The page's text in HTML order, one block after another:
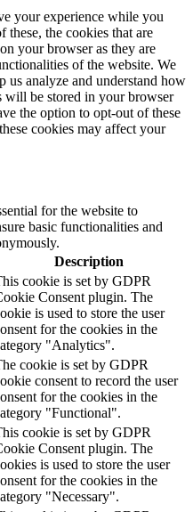
your experience while you
these, the cookies that are
your browser as they are
of the website. We
us analyze and understand how
will be stored in your browser
the option to opt-out of these
cookies may affect your
for the website to
basic functionalities and
Description
cookie is set by GDPR
Consent plugin. The
is used to store the user
for the cookies in the
"Analytics".
cookie is set by GDPR
consent to record the user
for the cookies in the
"Functional".
cookie is set by GDPR
Consent plugin. The
is used to store the user
for the cookies in the
"Necessary".